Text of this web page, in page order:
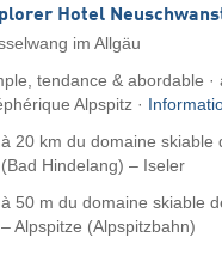
Hotel
im Allgäu
tendance & abordable ·
Alpspitz ·
à 20 km du domaine skiable
(Bad Hindelang) – Iseler
à 50 m du domaine skiable
– Alpspitze (Alpspitzbahn)